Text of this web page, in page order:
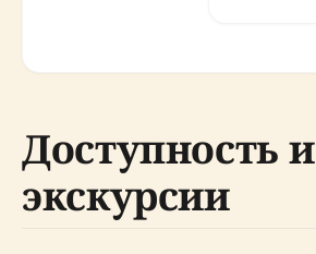
Доступность и
экскурсии